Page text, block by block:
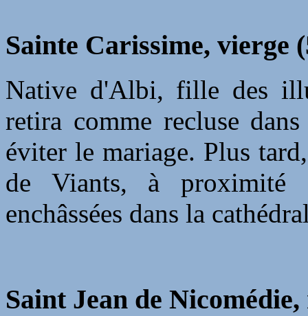
Sainte Carissime, vierge
Native d'Albi, fille des
retira comme recluse
éviter le mariage. Plus
de Viants, à proximité
enchâssées dans la
Saint Jean de